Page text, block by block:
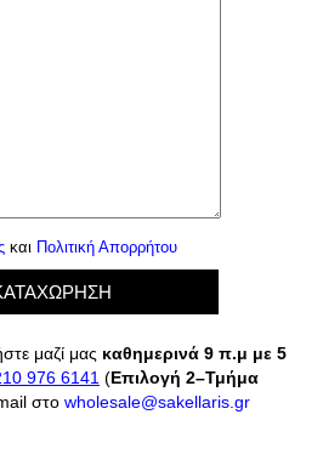
και Πολιτική Απορρήτου
μαζί μας καθημερινά 9 π.μ με 5
976 6141 (Επιλογή 2–Τμήμα
στο wholesale@sakellaris.gr